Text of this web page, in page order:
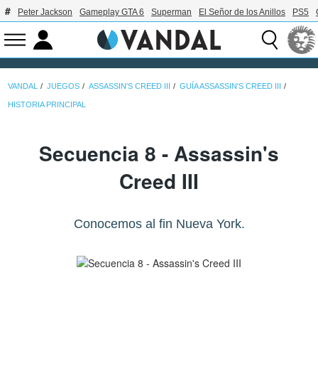
Peter Jackson Gameplay GTA 6 Superman El Señor de los Anillos PS5
VANDAL JUEGOS ASSASSIN'S CREED III GUÍA ASSASSIN'S CREED III
HISTORIA PRINCIPAL
Secuencia 8 - Assassin's
Creed III
Conocemos al fin Nueva York.